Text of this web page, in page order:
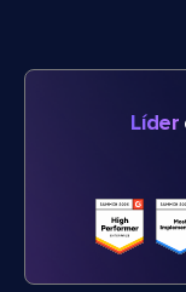
Líder